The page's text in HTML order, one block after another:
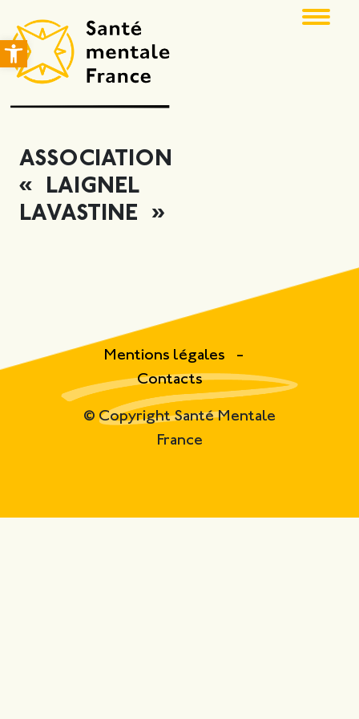
Ouvrir la barre d’outils
ASSOCIATION
« LAIGNEL
LAVASTINE »
Mentions légales
Contacts
© Copyright Santé Mentale
France